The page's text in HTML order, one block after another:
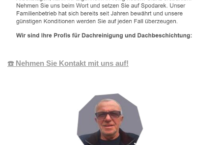
☎️ Nehmen Sie Kontakt mit uns auf!